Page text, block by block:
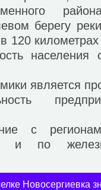
берегу
120 километрах
населения
является
и по
Новосергиевка